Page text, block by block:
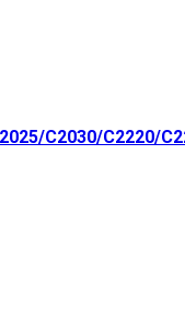
C2030/C2220/